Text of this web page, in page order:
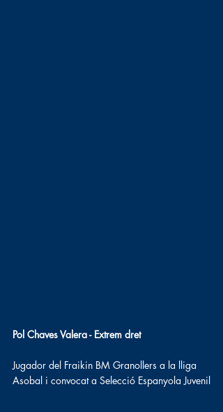
Pol Chaves Valera - Extrem dret
Jugador del Fraikin BM Granollers a la lliga
Asobal i convocat a Selecció Espanyola Juvenil